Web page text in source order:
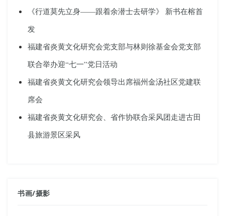
《行道莫先立身——跟着余潜士去研学》 新书在榕首
发
福建省炎黄文化研究会党支部与林则徐基金会党支部
联合举办迎“七一”党日活动
福建省炎黄文化研究会领导出席福州金汤社区党建联
席会
福建省炎黄文化研究会、省作协联合采风团走进古田
县旅游景区采风
书画/摄影